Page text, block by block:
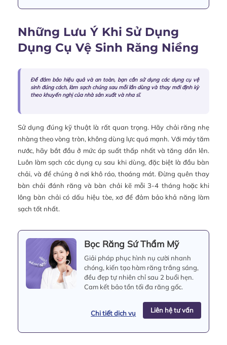
Những Lưu Ý Khi Sử Dụng
Dụng Cụ Vệ Sinh Răng Niềng
Để đảm bảo hiệu quả và an toàn, bạn cần sử dụng các dụng cụ vệ
sinh đúng cách, làm sạch chúng sau mỗi lần dùng và thay mới định kỳ
theo khuyến nghị của nhà sản xuất và nha sĩ.
Sử dụng đúng kỹ thuật là rất quan trọng. Hãy chải răng nhẹ
nhàng theo vòng tròn, không dùng lực quá mạnh. Với máy tăm
nước, hãy bắt đầu ở mức áp suất thấp nhất và tăng dần lên.
Luôn làm sạch các dụng cụ sau khi dùng, đặc biệt là đầu bàn
chải, và để chúng ở nơi khô ráo, thoáng mát. Đừng quên thay
bàn chải đánh răng và bàn chải kẽ mỗi 3-4 tháng hoặc khi
lông bàn chải có dấu hiệu tòe, xơ để đảm bảo khả năng làm
sạch tốt nhất.
Bọc Răng Sứ Thẩm Mỹ
Giải pháp phục hình nụ cười nhanh
chóng, kiến tạo hàm răng trắng sáng,
đều đẹp tự nhiên chỉ sau 2 buổi hẹn.
Cam kết bảo tồn tối đa răng gốc.
Chi tiết dịch vụ Liên hệ tư vấn